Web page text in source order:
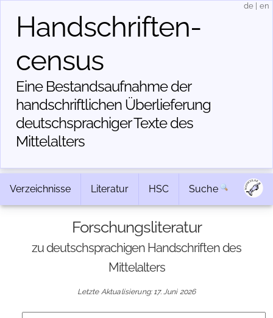
Handschriften­
census
Eine Bestandsaufnahme der
handschriftlichen Über­lieferung
deutschsprachiger Texte des
Mittelalters
de en
Verzeichnisse Literatur HSC Suche
Forschungsliteratur
zu deutschsprachigen Handschriften des
Mittelalters
Letzte Aktualisierung: 17. Juni 2026